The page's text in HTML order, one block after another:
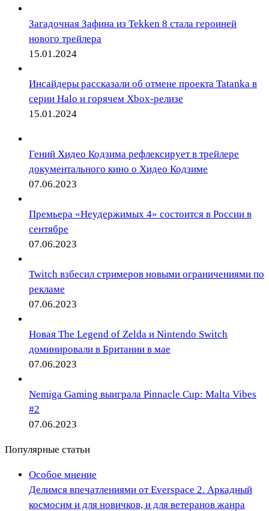
Загадочная Зафина из Tekken 8 стала героиней
нового трейлера
15.01.2024
Инсайдеры рассказали об отмене проекта Tatanka в
серии Halo и горячем Xbox-релизе
15.01.2024
Гений Хидео Кодзима рефлексирует в трейлере
документального кино о Хидео Кодзиме
07.06.2023
Премьера «Неудержимых 4» состоится в России в
сентябре
07.06.2023
Twitch взбесил стримеров новыми ограничениями по
рекламе
07.06.2023
Новая The Legend of Zelda и Nintendo Switch
доминировали в Британии в мае
07.06.2023
Nemiga Gaming выиграла Pinnacle Cup: Malta Vibes
#2
07.06.2023
Популярные статьи
Особое мнение
Делимся впечатлениями от Everspace 2. Аркадный
космосим и для новичков, и для ветеранов жанра